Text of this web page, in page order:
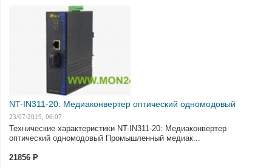
NT-IN311-20: Медиаконвертер оптический одномодовый
23/07/2019, 06:07
Технические характеристики NT-IN311-20: Медиаконвертер
оптический одномодовый Промышленный медиак...
21856 Р